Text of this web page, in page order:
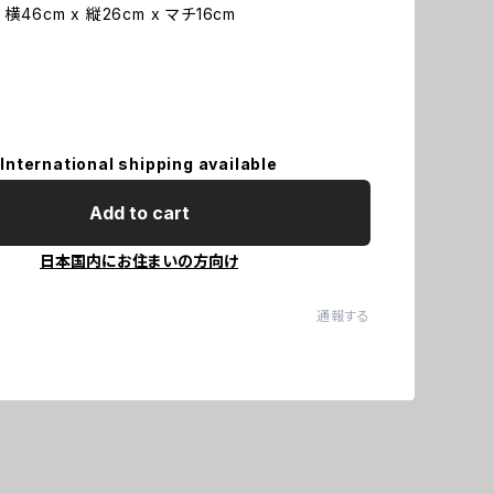
: 横46cm x 縦26cm x マチ16cm
International shipping available
Add to cart
日本国内にお住まいの方向け
通報する